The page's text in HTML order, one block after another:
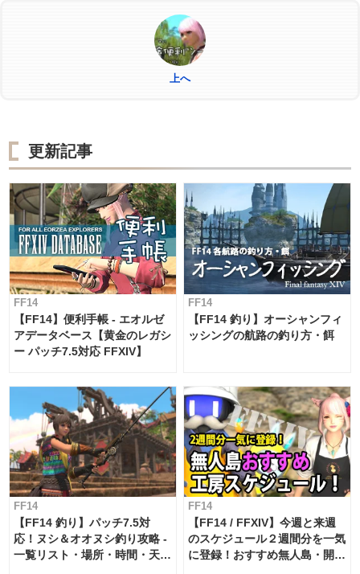
上へ
更新記事
FF14
【FF14】便利手帳 - エオルゼ
アデータベース【黄金のレガシ
ー パッチ7.5対応 FFXIV】
FF14
【FF14 釣り】オーシャンフィ
ッシングの航路の釣り方・餌
FF14
【FF14 釣り】パッチ7.5対
応！ヌシ＆オオヌシ釣り攻略 -
一覧リスト・場所・時間・天
FF14
【FF14 / FFXIV】今週と来週
のスケジュール２週間分を一気
に登録！おすすめ無人島・開拓